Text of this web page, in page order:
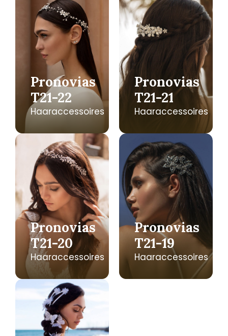
Pronovias
T21-22
Haaraccessoires
Pronovias
T21-21
Haaraccessoires
Pronovias
T21-20
Haaraccessoires
Pronovias
T21-19
Haaraccessoires